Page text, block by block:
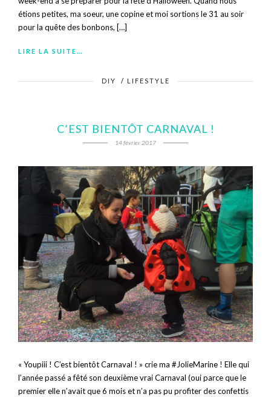
étions petites, ma soeur, une copine et moi sortions le 31 au soir
pour la quête des bonbons, […]
LIRE LA SUITE…
DIY / LIFESTYLE
C’EST BIENTÔT CARNAVAL !
14 février 2017
« Youpiii ! C’est bientôt Carnaval ! » crie ma #JolieMarine ! Elle qui
l’année passé a fêté son deuxième vrai Carnaval (oui parce que le
premier elle n’avait que 6 mois et n’a pas pu profiter des confettis